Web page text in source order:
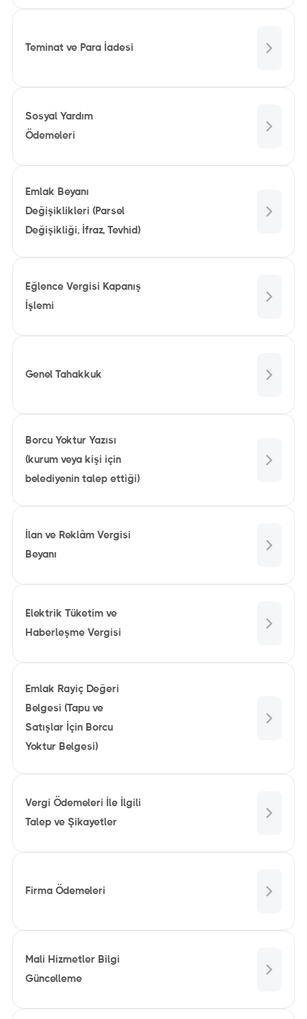
Teminat ve Para İadesi
Sosyal Yardım
Ödemeleri
Emlak Beyanı
Değişiklikleri (Parsel
Değişikliği, İfraz, Tevhid)
Eğlence Vergisi Kapanış
İşlemi
Genel Tahakkuk
Borcu Yoktur Yazısı
(kurum veya kişi için
belediyenin talep ettiği)
İlan ve Reklâm Vergisi
Beyanı
Elektrik Tüketim ve
Haberleşme Vergisi
Emlak Rayiç Değeri
Belgesi (Tapu ve
Satışlar İçin Borcu
Yoktur Belgesi)
Vergi Ödemeleri İle İlgili
Talep ve Şikayetler
Firma Ödemeleri
Mali Hizmetler Bilgi
Güncelleme